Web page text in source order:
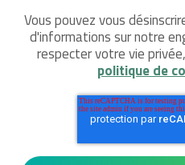
Vous pouvez vous
d'informations sur notre
respecter votre vie
politique de